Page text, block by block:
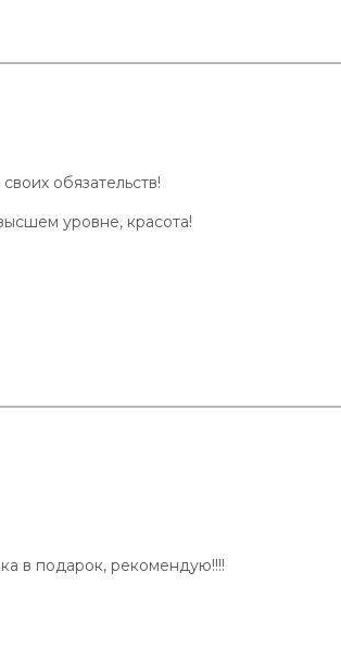
обязательств!
уровне, красота!
в подарок, рекомендую!!!!